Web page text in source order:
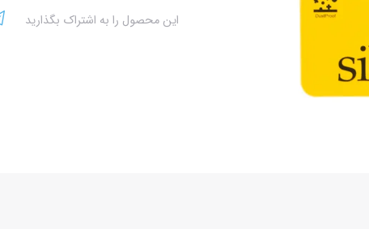
این محصول را به اشتراک بگذارید